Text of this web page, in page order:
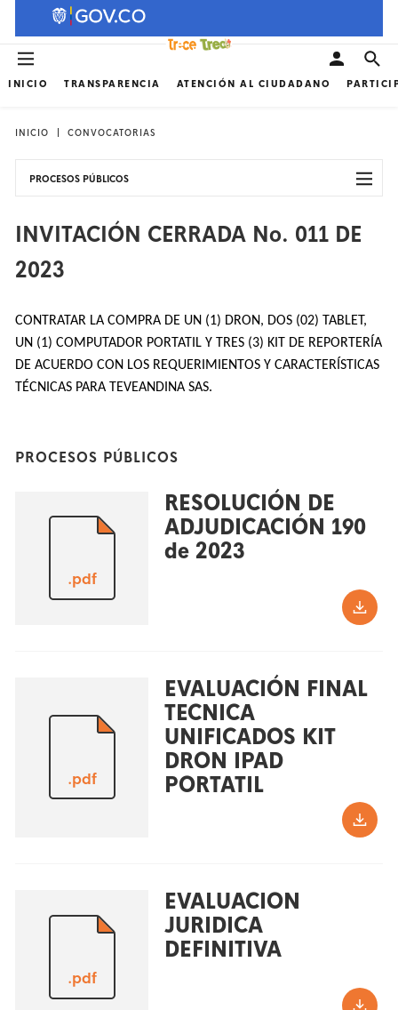
INICIO TRANSPARENCIA ATENCIÓN AL CIUDADANO
INICIO CONVOCATORIAS
PROCESOS PÚBLICOS
INVITACIÓN CERRADA No. 011 DE
2023
CONTRATAR LA COMPRA DE UN (1) DRON, DOS (02) TABLET,
UN (1) COMPUTADOR PORTATIL Y TRES (3) KIT DE REPORTERÍA
DE ACUERDO CON LOS REQUERIMIENTOS Y CARACTERÍSTICAS
TÉCNICAS PARA TEVEANDINA SAS.
PROCESOS PÚBLICOS
.pdf
RESOLUCIÓN DE
ADJUDICACIÓN 190
de 2023
.pdf
EVALUACIÓN FINAL
TECNICA
UNIFICADOS KIT
DRON IPAD
PORTATIL
.pdf
EVALUACION
JURIDICA
DEFINITIVA